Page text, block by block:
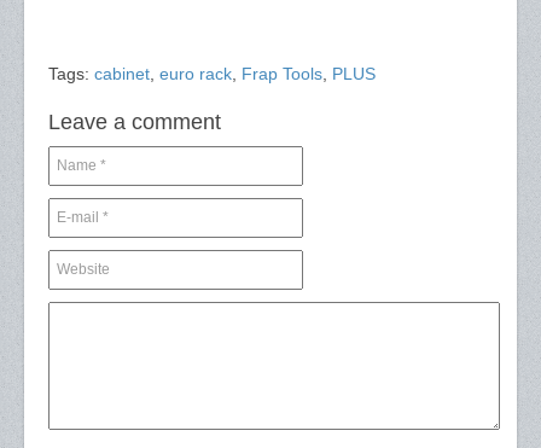
Tags: cabinet euro rack Frap Tools PLUS
Leave a comment